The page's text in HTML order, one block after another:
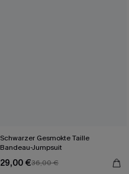
Schwarzer Gesmokte Taille
Bandeau-Jumpsuit
29,00 €36,00 €